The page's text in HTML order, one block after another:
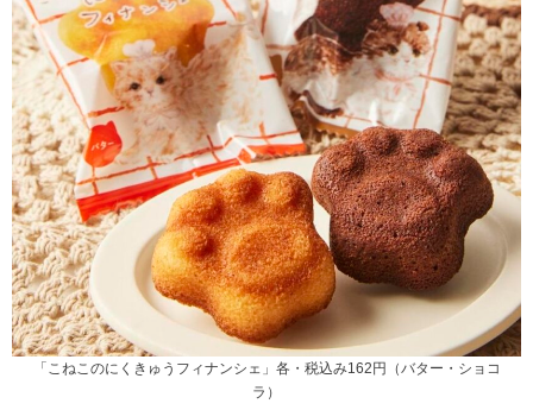
「こねこのにくきゅうフィナンシェ」各・税込み162円（バター・ショコ
ラ）